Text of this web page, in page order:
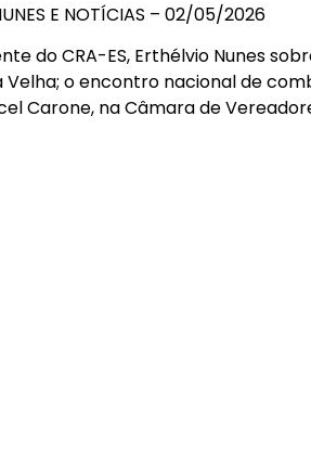
E NOTÍCIAS – 02/05/2026
do CRA-ES, Erthélvio Nunes
o encontro nacional de
Carone, na Câmara de